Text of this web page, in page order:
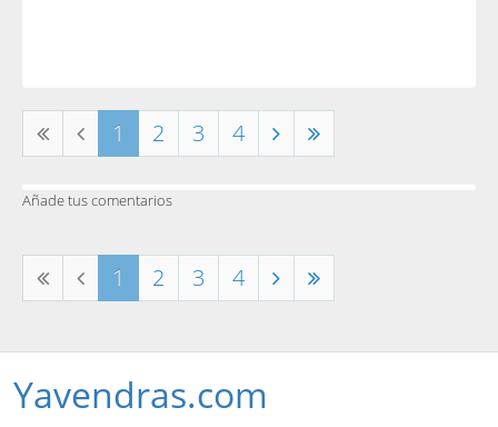
1 2 3 4
Añade tus comentarios
1 2 3 4
Yavendras.com